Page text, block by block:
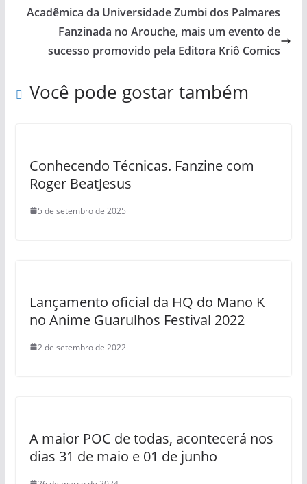
Acadêmica da Universidade Zumbi dos Palmares
Fanzinada no Arouche, mais um evento de
sucesso promovido pela Editora Kriô Comics
Você pode gostar também
Conhecendo Técnicas. Fanzine com
Roger BeatJesus
5 de setembro de 2025
Lançamento oficial da HQ do Mano K
no Anime Guarulhos Festival 2022
2 de setembro de 2022
A maior POC de todas, acontecerá nos
dias 31 de maio e 01 de junho